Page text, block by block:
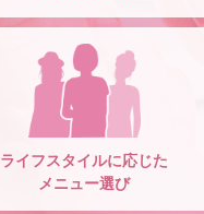
ライフスタイルに応じた
メニュー選び